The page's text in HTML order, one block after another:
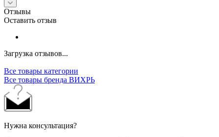
Отзывы
Оставить отзыв
Загрузка отзывов...
Все товары категории
Все товары бренда ВИХРЬ
Нужна консультация?